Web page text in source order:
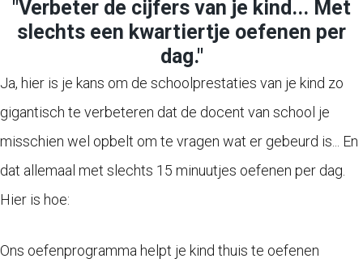
"Verbeter de cijfers van je kind... Met
slechts een kwartiertje oefenen per
dag."
Ja, hier is je kans om de schoolprestaties van je kind zo
gigantisch te verbeteren dat de docent van school je
misschien wel opbelt om te vragen wat er gebeurd is... En
dat allemaal met slechts 15 minuutjes oefenen per dag.
Hier is hoe:
Ons oefenprogramma helpt je kind thuis te oefenen